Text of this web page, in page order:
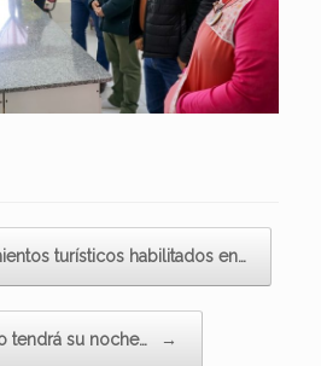
turísticos habilitados en…
tendrá su noche… →